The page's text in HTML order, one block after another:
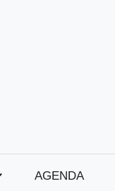
AGENDA